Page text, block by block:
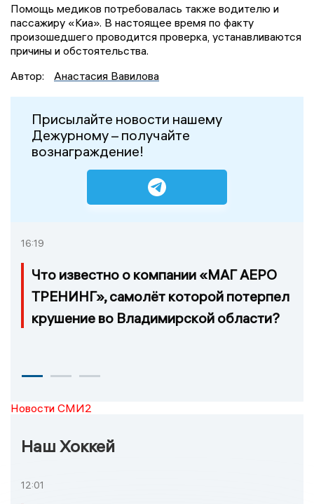
Помощь медиков потребовалась также водителю и
пассажиру «Киа». В настоящее время по факту
произошедшего проводится проверка, устанавливаются
причины и обстоятельства.
Автор:
Анастасия Вавилова
Присылайте новости нашему
Дежурному – получайте
вознаграждение!
16:19
Что известно о компании «МАГ АЕРО
ТРЕНИНГ», самолёт которой потерпел
крушение во Владимирской области?
Новости СМИ2
Наш Хоккей
12:01